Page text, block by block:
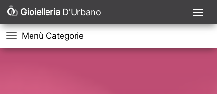
Gioielleria D'Urbano
Menù Categorie